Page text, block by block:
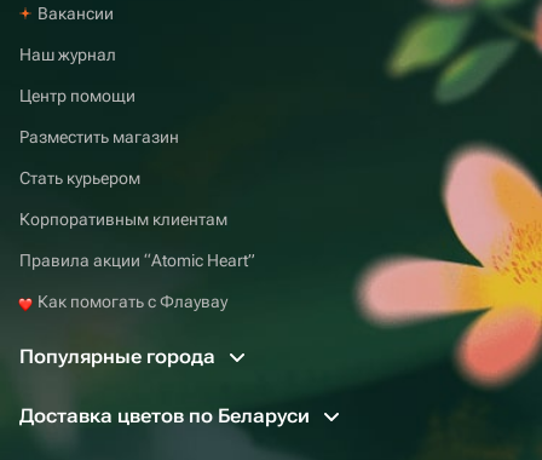
Вакансии
Наш журнал
Центр помощи
Разместить магазин
Стать курьером
Корпоративным клиентам
Правила акции “Atomic Heart”
Как помогать с Флаувау
Популярные города
Доставка цветов по Беларуси